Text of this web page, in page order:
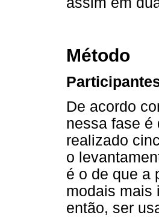
Método
De acordo
nessa fase é
realizado
o
é o de que a
modais mais
então, ser